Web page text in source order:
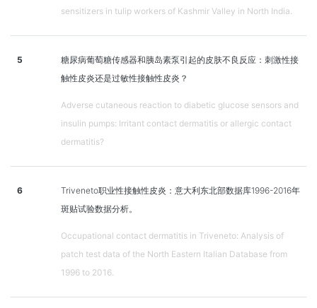
sensitizers in tulip workers of Kashmir Valley in North India.
5
糖尿病葡萄糖传感器和胰岛素泵引起的皮肤不良反应：刺激性接
触性皮炎还是过敏性接触性皮炎？
Adverse cutaneous reaction to diabetic glucose sensors and
insulin pumps: Irritant contact dermatitis or allergic contact
dermatitis?
6
Triveneto职业性接触性皮炎：意大利东北部数据库1996-2016年
斑贴试验数据分析。
Occupational contact dermatitis in Triveneto: Analysis of
patch test data of the North Eastern Italian Database from
1996 to 2016.